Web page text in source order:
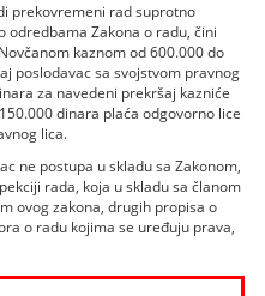
prekovremeni rad suprotno
Zakona o radu, čini
kaznom od 600.000 do
poslodavac sa svojstvom pravnog
za navedeni prekršaj kazniće
dinara plaća odgovorno lice
lica.
ne postupa u skladu sa Zakonom,
rada, koja u skladu sa članom
ovog zakona, drugih propisa o
o radu kojima se uređuju prava,